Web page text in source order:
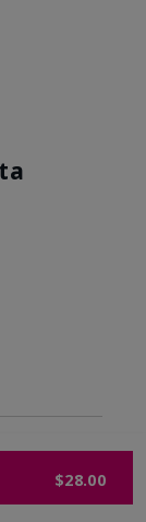
$28.00